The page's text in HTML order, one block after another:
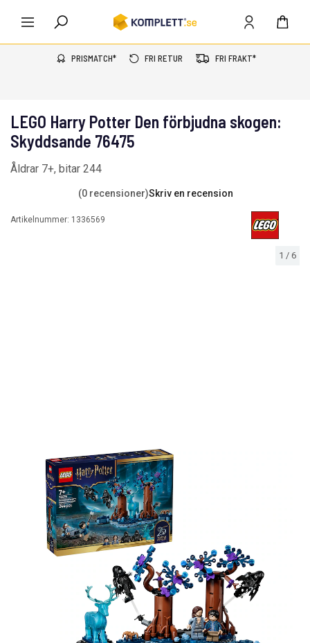
PRISMATCH* FRI RETUR FRI FRAKT*
1 / 6
LEGO Harry Potter Den förbjudna skogen:
Skyddsande 76475
Åldrar 7+, bitar 244
(0 recensioner)Skriv en recension
Artikelnummer: 1336569